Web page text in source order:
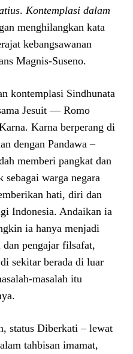
. Kontemplasi dalam
menghilangkan kata
kebangsawanan
Magnis-Suseno.
kontemplasi Sindhunata
Jesuit — Romo
Karna berperang di
dengan Pandawa –
memberi pangkat dan
sebagai warga negara
hati, diri dan
Indonesia. Andaikan ia
ia hanya menjadi
pengajar filsafat,
sekitar berada di luar
masalah itu
status Diberkati – lewat
tahbisan imamat,